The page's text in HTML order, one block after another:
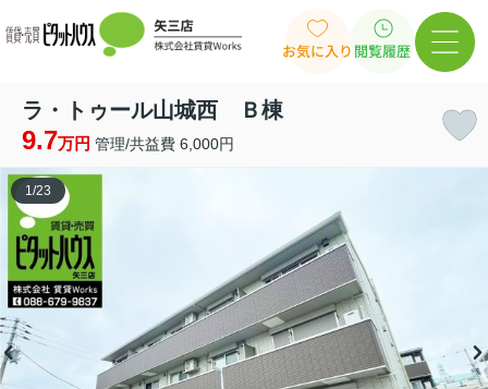
お気に入り 閲覧履歴
ラ・トゥール山城西 Ｂ棟
9.7万円 管理/共益費 6,000円
1/23